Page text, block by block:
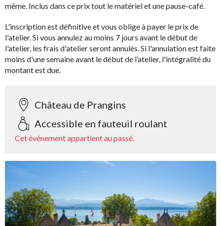
même. Inclus dans ce prix tout le matériel et une pause-café.
L'inscription est définitive et vous oblige à payer le prix de
l'atelier. Si vous annulez au moins 7 jours avant le début de
l'atelier, les frais d'atelier seront annulés. Si l'annulation est faite
moins d'une semaine avant le début de l’atelier, l'intégralité du
montant est due.
Château de Prangins
Accessible en fauteuil roulant
Cet événement appartient au passé.